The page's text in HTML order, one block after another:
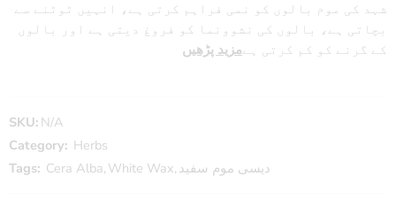
شہد کی موم بالوں کو نمی فراہم کرتی ہے، انہیں ٹوٹنے سے
بچاتی ہے، بالوں کی نشوونما کو فروغ دیتی ہے اور بالوں
کے گرنے کو کم کرتی ہےمزید پڑھیں
SKU: N/A
Category: Herbs
Tags: Cera Alba, White Wax, دیسی موم سفید